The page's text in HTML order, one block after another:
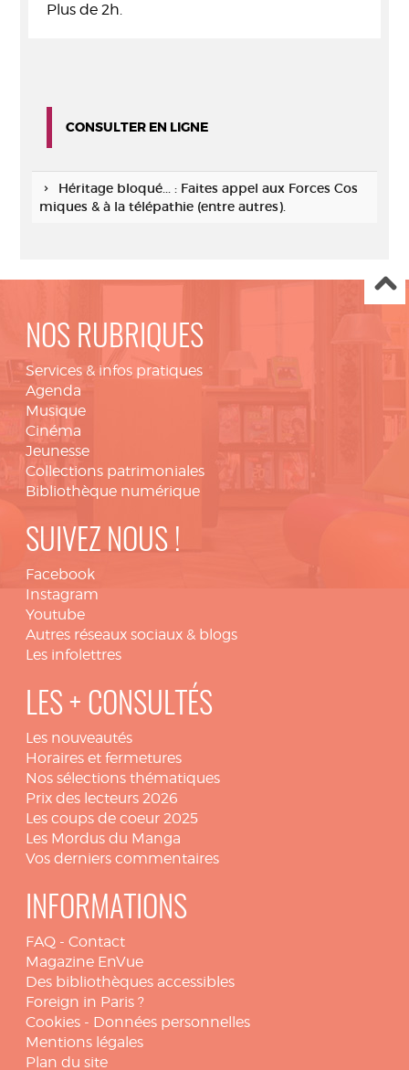
Plus de 2h.
CONSULTER EN LIGNE
Héritage bloqué... : Faites appel aux Forces Cos
miques & à la télépathie (entre autres).
NOS RUBRIQUES
Services & infos pratiques
Agenda
Musique
Cinéma
Jeunesse
Collections patrimoniales
Bibliothèque numérique
SUIVEZ NOUS !
Facebook
Instagram
Youtube
Autres réseaux sociaux & blogs
Les infolettres
LES + CONSULTÉS
Les nouveautés
Horaires et fermetures
Nos sélections thématiques
Prix des lecteurs 2026
Les coups de coeur 2025
Les Mordus du Manga
Vos derniers commentaires
INFORMATIONS
FAQ - Contact
Magazine EnVue
Des bibliothèques accessibles
Foreign in Paris ?
Cookies - Données personnelles
Mentions légales
Plan du site